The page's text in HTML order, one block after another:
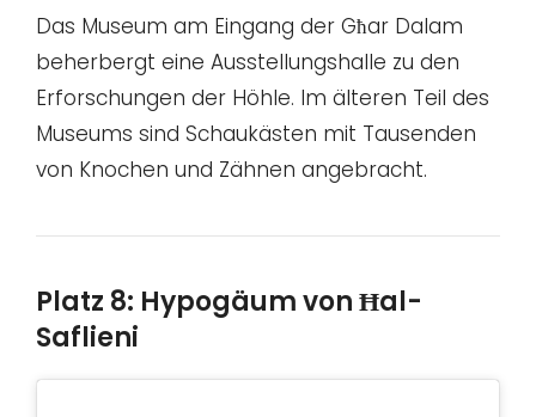
Das Museum am Eingang der Għar Dalam
beherbergt eine Ausstellungshalle zu den
Erforschungen der Höhle. Im älteren Teil des
Museums sind Schaukästen mit Tausenden
von Knochen und Zähnen angebracht.
Platz 8: Hypogäum von Ħal-
Saflieni